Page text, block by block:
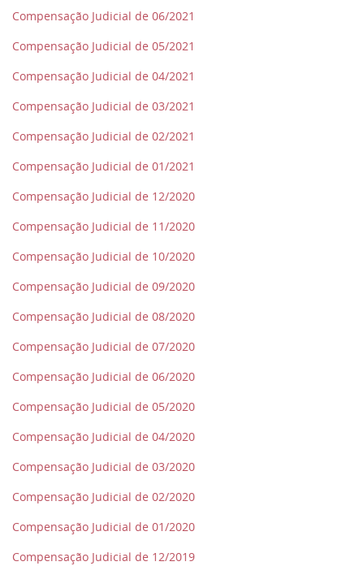
Compensação Judicial de 06/2021
Compensação Judicial de 05/2021
Compensação Judicial de 04/2021
Compensação Judicial de 03/2021
Compensação Judicial de 02/2021
Compensação Judicial de 01/2021
Compensação Judicial de 12/2020
Compensação Judicial de 11/2020
Compensação Judicial de 10/2020
Compensação Judicial de 09/2020
Compensação Judicial de 08/2020
Compensação Judicial de 07/2020
Compensação Judicial de 06/2020
Compensação Judicial de 05/2020
Compensação Judicial de 04/2020
Compensação Judicial de 03/2020
Compensação Judicial de 02/2020
Compensação Judicial de 01/2020
Compensação Judicial de 12/2019